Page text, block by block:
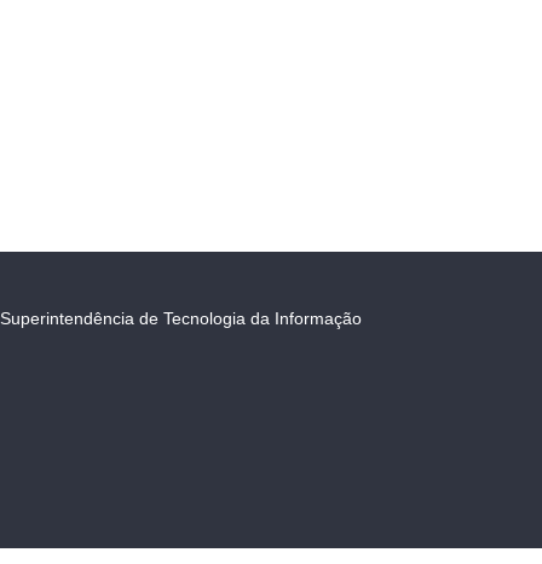
Superintendência de Tecnologia da Informação